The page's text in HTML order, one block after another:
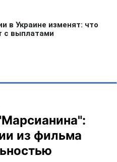
из фильма